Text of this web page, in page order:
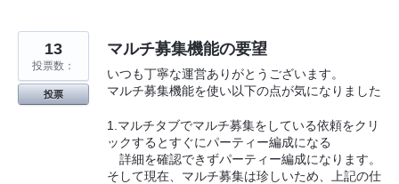
マルチ募集機能の要望
いつも丁寧な運営ありがとうございます。
マルチ募集機能を使い以下の点が気になりました
1.マルチタブでマルチ募集をしている依頼をクリ
ックするとすぐにパーティー編成になる
詳細を確認できずパーティー編成になります。
そして現在、マルチ募集は珍しいため、上記の仕
13
投票数：
投票